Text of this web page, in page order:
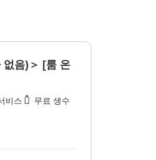
없음)＞ [룸 온
비스
무료 생수